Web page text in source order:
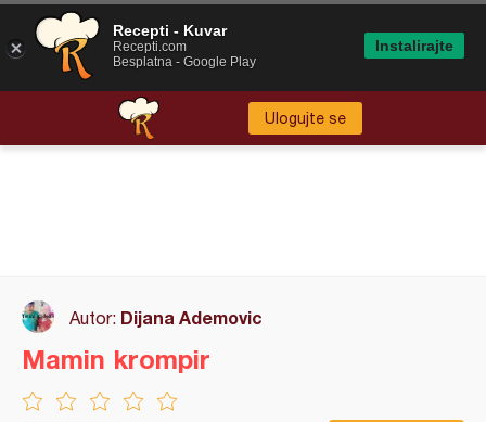
Ulogujte se
Autor: Dijana Ademovic
Mamin krompir
Recepti - Kuvar
Recepti.com
Besplatna - Google Play
Instalirajte